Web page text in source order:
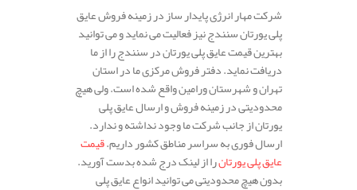
شرکت مهار انرژی پایدار ساز در زمینه فروش عایق
پلی یورتان سنندج نیز فعالیت می نماید و می توانید
بهترین قیمت عایق پلی یورتان در سنندج را از ما
دریافت نماید. دفتر فروش مرکزی ما در استان
تهران و شهرستان ورامین واقع شده است. ولی هیچ
محدودیتی در زمینه فروش و ارسال عایق پلی
یورتان از جانب شرکت ما وجود نداشته و ندارد.
ارسال فوری به سراسر مناطق کشور داریم.قیمت
عایق پلی یورتانرا از لینک درج شده بدست آورید.
بدون هیچ محدودیتی می توانید انواع عایق پلی